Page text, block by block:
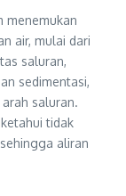
menemukan
air, mulai dari
saluran,
sedimentasi,
saluran.
tidak
aliran